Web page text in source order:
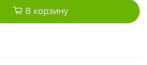
В корзину